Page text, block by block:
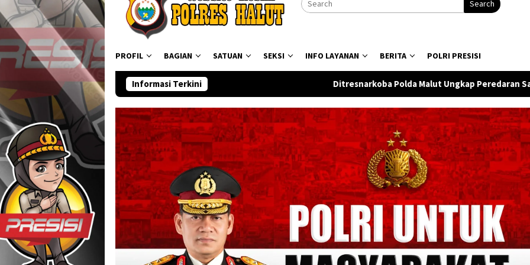
Search
PROFIL BAGIAN SATUAN SEKSI INFO LAYANAN BERITA POLRI PRESISI
Informasi Terkini Ditresnarkoba Polda Malut Ungkap Peredaran Sabu di Halmahera Tengah,